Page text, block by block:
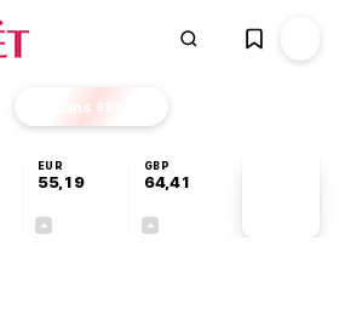
Finans EKSTRA
EUR
55,19
GBP
64,41